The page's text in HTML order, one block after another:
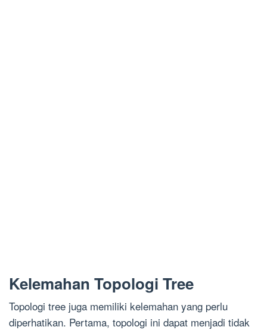
Kelemahan Topologi Tree
Topologi tree juga memiliki kelemahan yang perlu
diperhatikan. Pertama, topologi ini dapat menjadi tidak